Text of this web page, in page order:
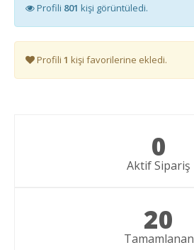
Profili 801 kişi görüntüledi.
Profili 1 kişi favorilerine ekledi.
0
Aktif Sipariş
20
Tamamlanan